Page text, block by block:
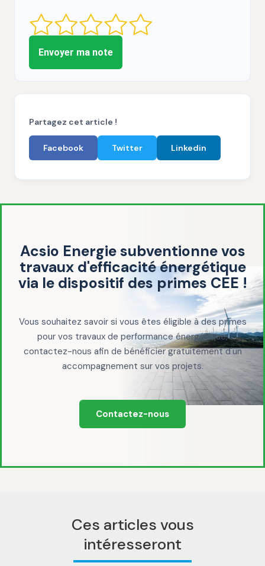
Envoyer ma note
Partagez cet article !
Facebook Twitter Linkedin
Acsio Energie subventionne vos
travaux d'efficacité énergétique
via le dispositif des primes CEE !
Vous souhaitez savoir si vous êtes éligible à des primes
pour vos travaux de performance énergétique,
contactez-nous afin de bénéficier gratuitement d'un
accompagnement sur vos projets.
Contactez-nous
Ces articles vous
intéresseront